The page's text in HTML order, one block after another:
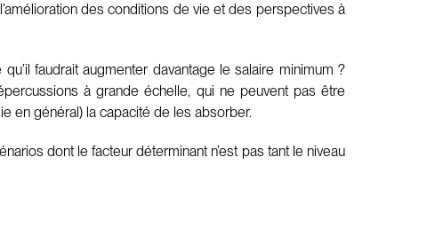
des conditions de vie et des perspectives à
faudrait augmenter davantage le salaire minimum ?
à grande échelle, qui ne peuvent pas être
en général) la capacité de les absorber.
dont le facteur déterminant n’est pas tant le niveau